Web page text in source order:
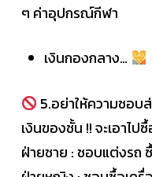
ๆ ค่าอุปกรณ์กีฬา
เงินกองกลาง…
5.อย่าให้ความชอบ
เงินของชั้น !! จะเอาไป
ฝ่ายชาย : ชอบแต่งร